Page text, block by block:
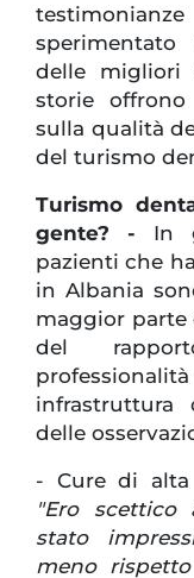
delle migliori
storie
sulla qualità
del turismo
Turismo
gente? - In
pazienti che
in Albania
maggior parte
del
infrastruttura
delle
- Cure di alta
"Ero
stato
meno